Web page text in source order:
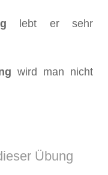
lebt er sehr
wird man nicht
Übung